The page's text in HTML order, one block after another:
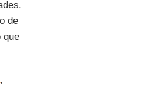
de
que
,